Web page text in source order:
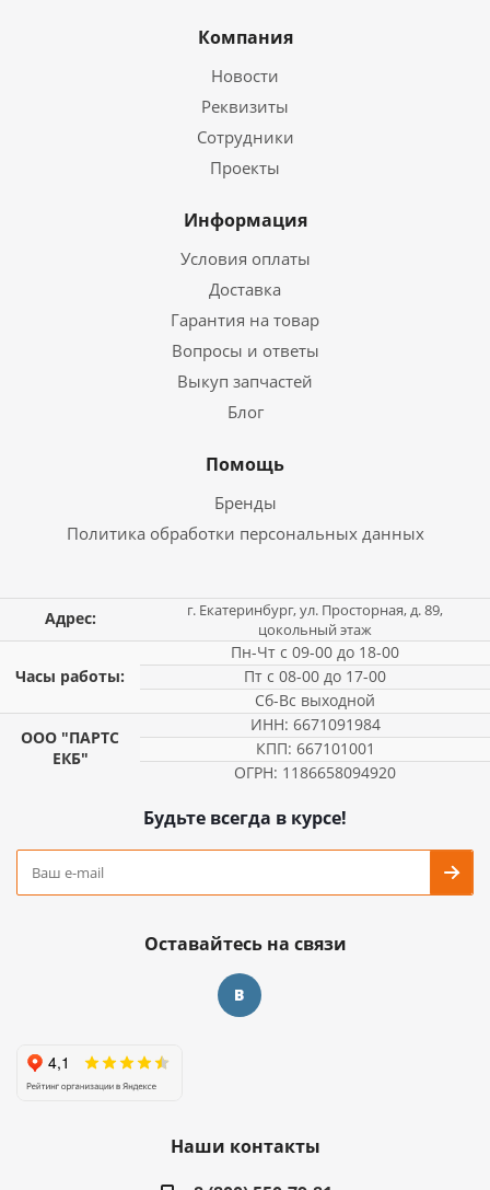
Компания
Новости
Реквизиты
Сотрудники
Проекты
Информация
Условия оплаты
Доставка
Гарантия на товар
Вопросы и ответы
Выкуп запчастей
Блог
Помощь
Бренды
Политика обработки персональных данных
Адрес:
г. Екатеринбург, ул. Просторная, д. 89,
цокольный этаж
Часы работы:
Пн-Чт с 09-00 до 18-00
Пт с 08-00 до 17-00
Сб-Вс выходной
ООО "ПАРТС
ЕКБ"
ИНН: 6671091984
КПП: 667101001
ОГРН: 1186658094920
Будьте всегда в курсе!
Оставайтесь на связи
Наши контакты